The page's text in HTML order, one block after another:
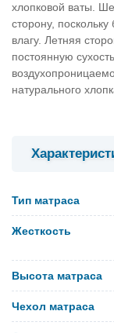
хлопковой ваты.
сторону,
влагу. Летняя
постоянную
натурального
Тип матраса
Жесткость
Высота матраса
Чехол матраса